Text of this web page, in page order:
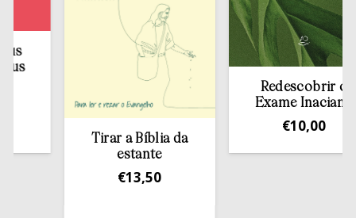
Tirar a Bíblia da
estante
13,50
Redescobrir o
Exame Inaciano
10,00